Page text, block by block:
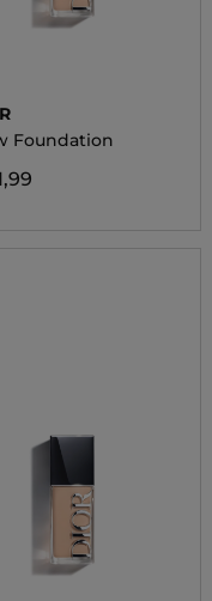
Foundation